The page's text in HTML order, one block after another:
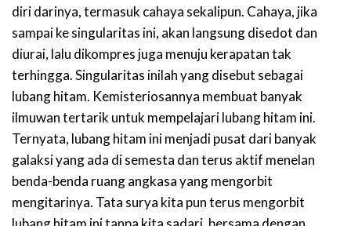
diri darinya, termasuk cahaya sekalipun. Cahaya, jika
sampai ke singularitas ini, akan langsung disedot dan
diurai, lalu dikompres juga menuju kerapatan tak
terhingga. Singularitas inilah yang disebut sebagai
lubang hitam. Kemisteriosannya membuat banyak
ilmuwan tertarik untuk mempelajari lubang hitam ini.
Ternyata, lubang hitam ini menjadi pusat dari banyak
galaksi yang ada di semesta dan terus aktif menelan
benda-benda ruang angkasa yang mengorbit
mengitarinya. Tata surya kita pun terus mengorbit